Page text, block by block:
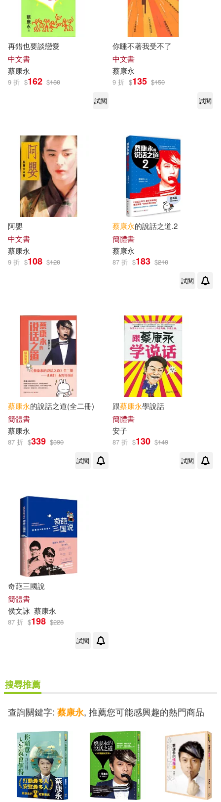
再錯也要談戀愛
中文書
蔡康永
9 折 $162 $180
試閱
你睡不著我受不了
中文書
蔡康永
9 折 $135 $150
試閱
阿嬰
中文書
蔡康永
9 折 $108 $120
蔡康永的說話之道.2
簡體書
蔡康永
87 折 $183 $210
試閱
蔡康永的說話之道(全二冊)
簡體書
蔡康永
87 折 $339 $390
試閱
跟蔡康永學說話
簡體書
安子
87 折 $130 $149
試閱
奇葩三國說
簡體書
侯文詠 蔡康永
87 折 $198 $228
試閱
搜尋推薦
查詢關鍵字: 蔡康永, 推薦您可能感興趣的熱門商品